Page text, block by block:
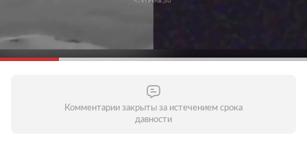
Комментарии закрыты за истечением срока
давности